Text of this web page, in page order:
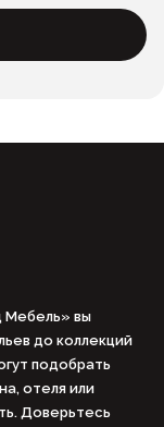
Мебель» вы
до коллекций
подобрать
отеля или
Доверьтесь